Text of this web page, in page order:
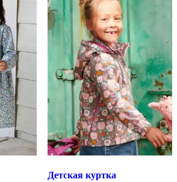
Детская куртка